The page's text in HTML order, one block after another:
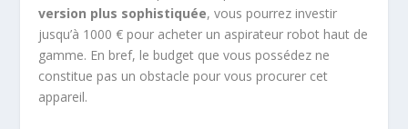
version plus sophistiquée, vous pourrez investir
jusqu’à 1000 € pour acheter un aspirateur robot haut de
gamme. En bref, le budget que vous possédez ne
constitue pas un obstacle pour vous procurer cet
appareil.